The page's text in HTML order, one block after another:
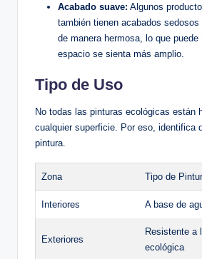
Acabado suave: Algunos
también tienen acabados
de manera hermosa, lo que puede
espacio se sienta más amplio.
Tipo de Uso
No todas las pinturas ecológicas están
cualquier superficie. Por eso, identifica
pintura.
Zona Tipo de
Interiores A base de
Exteriores
Resistente a
ecológica